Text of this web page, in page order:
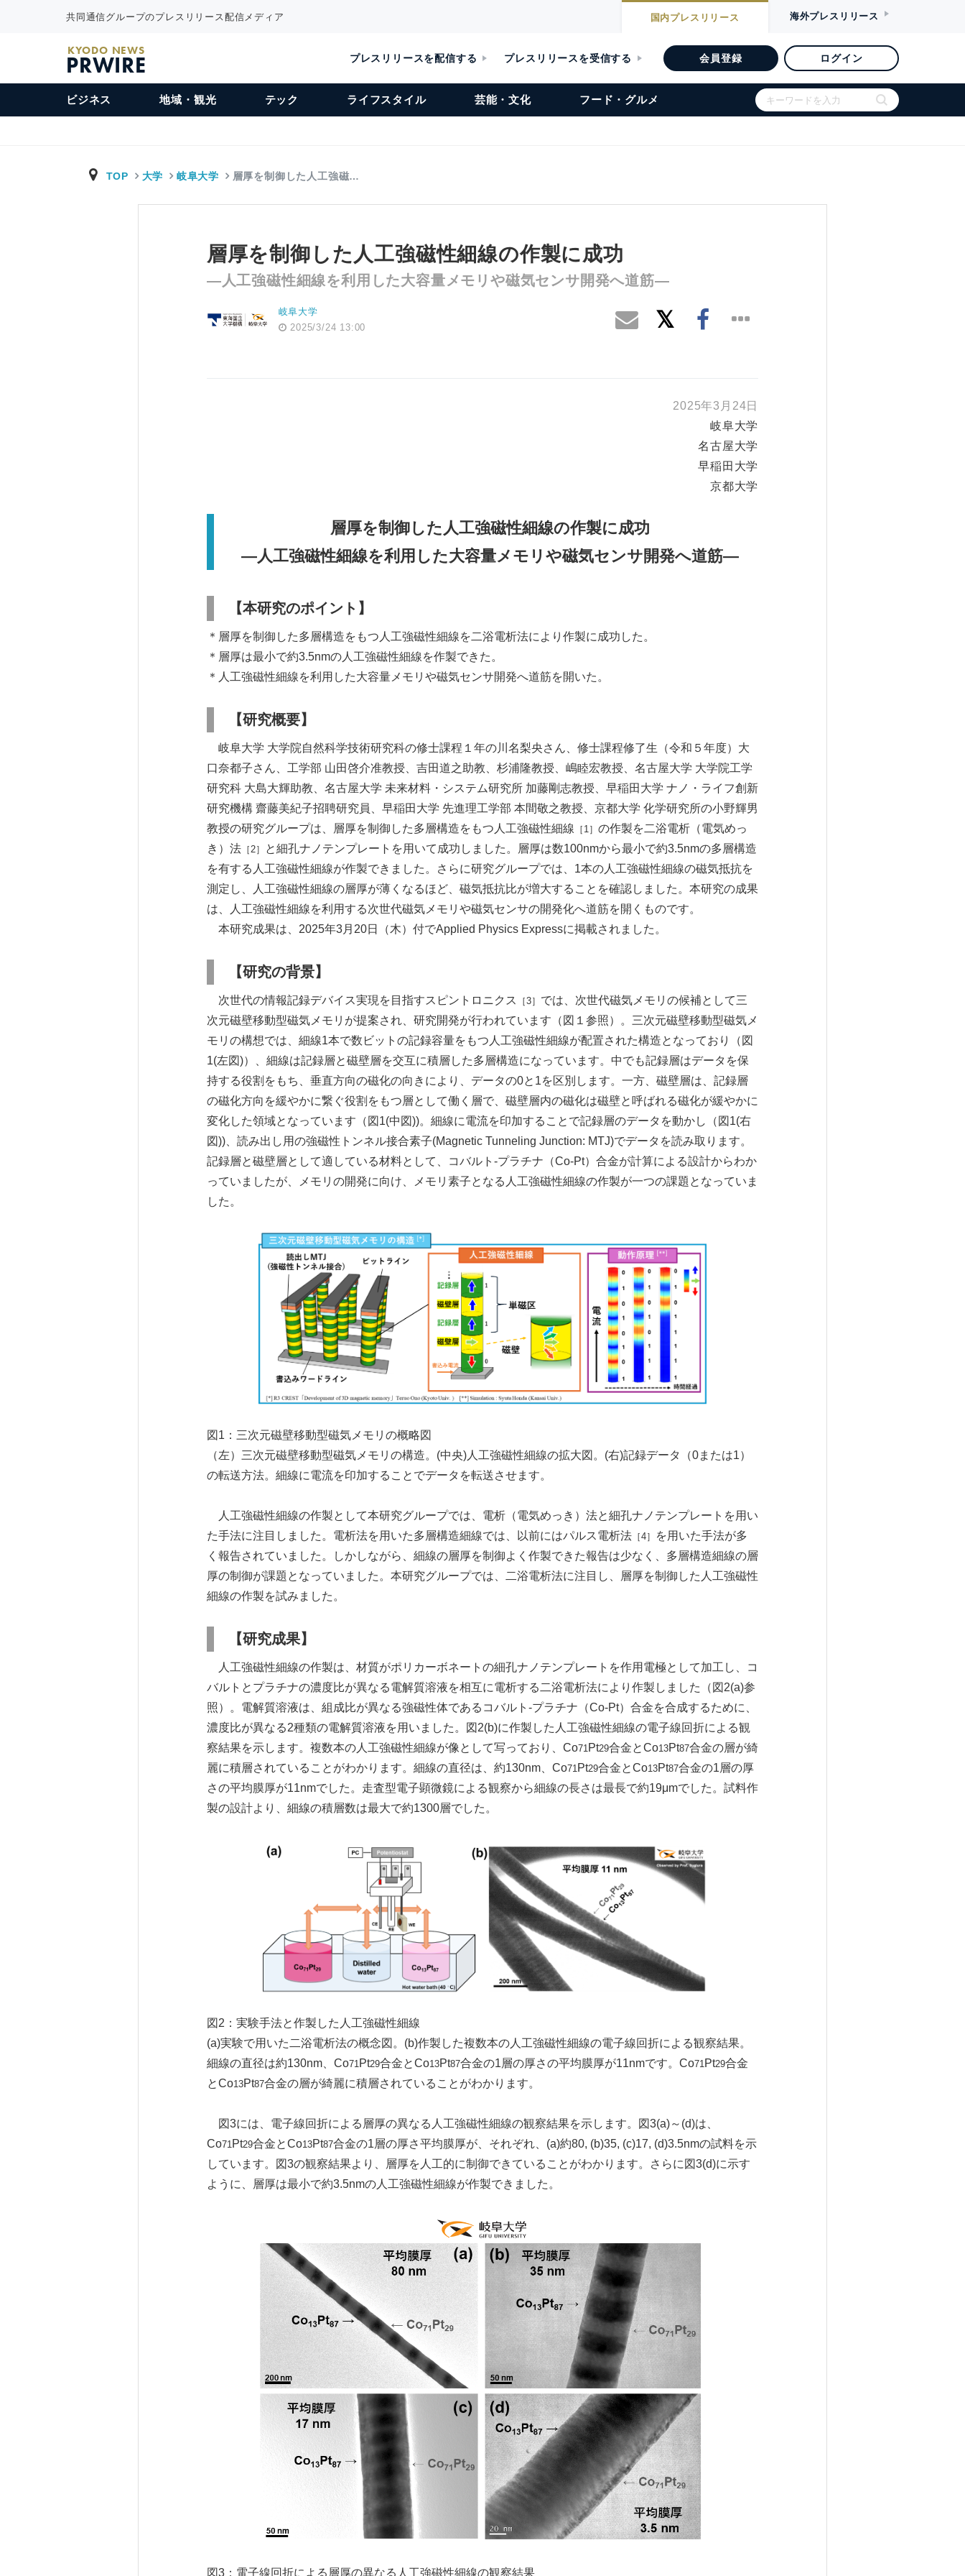
共同通信グループのプレスリリース配信メディア 国内プレスリリース 海外プレスリリース
KYODO NEWS
PRWIRE プレスリリースを配信する プレスリリースを受信する 会員登録 ログイン
ビジネス 地域・観光 テック ライフスタイル 芸能・文化 フード・グルメ
TOP 大学 岐阜大学 層厚を制御した人工強磁…
層厚を制御した人工強磁性細線の作製に成功
―人工強磁性細線を利用した大容量メモリや磁気センサ開発へ道筋―
岐阜大学
2025/3/24 13:00
2025年3月24日
岐阜大学
名古屋大学
早稲田大学
京都大学
層厚を制御した人工強磁性細線の作製に成功
―人工強磁性細線を利用した大容量メモリや磁気センサ開発へ道筋―
【本研究のポイント】
＊層厚を制御した多層構造をもつ人工強磁性細線を二浴電析法により作製に成功した。
＊層厚は最小で約3.5nmの人工強磁性細線を作製できた。
＊人工強磁性細線を利用した大容量メモリや磁気センサ開発へ道筋を開いた。
【研究概要】
岐阜大学 大学院自然科学技術研究科の修士課程１年の川名梨央さん、修士課程修了生（令和５年度）大
口奈都子さん、工学部 山田啓介准教授、吉田道之助教、杉浦隆教授、嶋睦宏教授、名古屋大学 大学院工学
研究科 大島大輝助教、名古屋大学 未来材料・システム研究所 加藤剛志教授、早稲田大学 ナノ・ライフ創新
研究機構 齋藤美紀子招聘研究員、早稲田大学 先進理工学部 本間敬之教授、京都大学 化学研究所の小野輝男
教授の研究グループは、層厚を制御した多層構造をもつ人工強磁性細線 ［1］ の作製を二浴電析（電気めっ
き）法［2］
と細孔ナノテンプレートを用いて成功しました。層厚は数100nmから最小で約3.5nmの多層構造
を有する人工強磁性細線が作製できました。さらに研究グループでは、1本の人工強磁性細線の磁気抵抗を
測定し、人工強磁性細線の層厚が薄くなるほど、磁気抵抗比が増大することを確認しました。本研究の成果
は、人工強磁性細線を利用する次世代磁気メモリや磁気センサの開発化へ道筋を開くものです。
本研究成果は、2025年3月20日（木）付でApplied Physics Expressに掲載されました。
【研究の背景】
次世代の情報記録デバイス実現を目指すスピントロニクス ［3］ では、次世代磁気メモリの候補として三
次元磁壁移動型磁気メモリが提案され、研究開発が行われています（図１参照）。三次元磁壁移動型磁気メ
モリの構想では、細線1本で数ビットの記録容量をもつ人工強磁性細線が配置された構造となっており（図
1(左図)）、細線は記録層と磁壁層を交互に積層した多層構造になっています。中でも記録層はデータを保
持する役割をもち、垂直方向の磁化の向きにより、データの0と1を区別します。一方、磁壁層は、記録層
の磁化方向を緩やかに繋ぐ役割をもつ層として働く層で、磁壁層内の磁化は磁壁と呼ばれる磁化が緩やかに
変化した領域となっています（図1(中図))。細線に電流を印加することで記録層のデータを動かし（図1(右
図))、読み出し用の強磁性トンネル接合素子(Magnetic Tunneling Junction: MTJ)でデータを読み取ります。
記録層と磁壁層として適している材料として、コバルト-プラチナ（Co-Pt）合金が計算による設計からわか
っていましたが、メモリの開発に向け、メモリ素子となる人工強磁性細線の作製が一つの課題となっていま
した。
図1：三次元磁壁移動型磁気メモリの概略図
（左）三次元磁壁移動型磁気メモリの構造。(中央)人工強磁性細線の拡大図。(右)記録データ（0または1）
の転送方法。細線に電流を印加することでデータを転送させます。
人工強磁性細線の作製として本研究グループでは、電析（電気めっき）法と細孔ナノテンプレートを用い
た手法に注目しました。電析法を用いた多層構造細線では、以前にはパルス電析法［4］
を用いた手法が多
く報告されていました。しかしながら、細線の層厚を制御よく作製できた報告は少なく、多層構造細線の層
厚の制御が課題となっていました。本研究グループでは、二浴電析法に注目し、層厚を制御した人工強磁性
細線の作製を試みました。
【研究成果】
人工強磁性細線の作製は、材質がポリカーボネートの細孔ナノテンプレートを作用電極として加工し、コ
バルトとプラチナの濃度比が異なる電解質溶液を相互に電析する二浴電析法により作製しました（図2(a)参
照）。電解質溶液は、組成比が異なる強磁性体であるコバルト-プラチナ（Co-Pt）合金を合成するために、
濃度比が異なる2種類の電解質溶液を用いました。図2(b)に作製した人工強磁性細線の電子線回折による観
察結果を示します。複数本の人工強磁性細線が像として写っており、Co71Pt29合金とCo13Pt87合金の層が綺
麗に積層されていることがわかります。細線の直径は、約130nm、Co71Pt29合金とCo13Pt87合金の1層の厚
さの平均膜厚が11nmでした。走査型電子顕微鏡による観察から細線の長さは最長で約19μmでした。試料作
製の設計より、細線の積層数は最大で約1300層でした。
図2：実験手法と作製した人工強磁性細線
(a)実験で用いた二浴電析法の概念図。(b)作製した複数本の人工強磁性細線の電子線回折による観察結果。
細線の直径は約130nm、Co71 Pt29合金とCo13Pt87合金の1層の厚さの平均膜厚が11nmです。Co71 Pt29合金
とCo13Pt87合金の層が綺麗に積層されていることがわかります。
図3には、電子線回折による層厚の異なる人工強磁性細線の観察結果を示します。図3(a)～(d)は、
Co71 Pt29合金とCo13Pt87合金の1層の厚さ平均膜厚が、それぞれ、(a)約80, (b)35, (c)17, (d)3.5nmの試料を示
しています。図3の観察結果より、層厚を人工的に制御できていることがわかります。さらに図3(d)に示す
ように、層厚は最小で約3.5nmの人工強磁性細線が作製できました。
図3：電子線回折による層厚の異なる人工強磁性細線の観察結果